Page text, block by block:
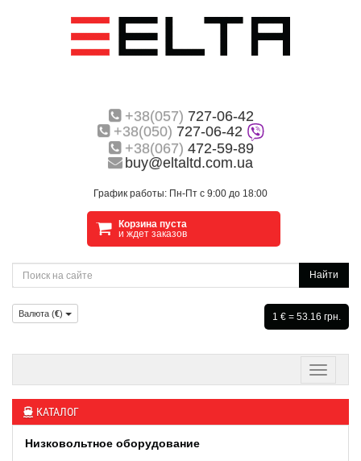
+38(057) 727-06-42
+38(050) 727-06-42
+38(067) 472-59-89
buy@eltaltd.com.ua
График работы: Пн-Пт с 9:00 до 18:00
Корзина пуста
и ждет заказов
Найти
Валюта (€) 1 € = 53.16 грн.
КАТАЛОГ
Низковольтное оборудование